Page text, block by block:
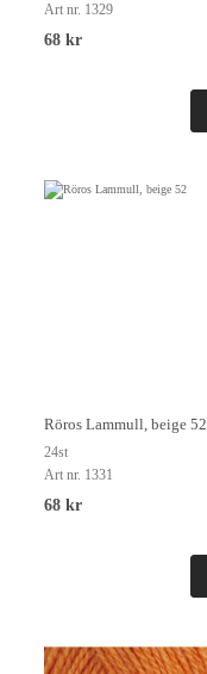
Art nr. 1329
68 kr
Röros Lammull, beige 52
24st
Art nr. 1331
68 kr